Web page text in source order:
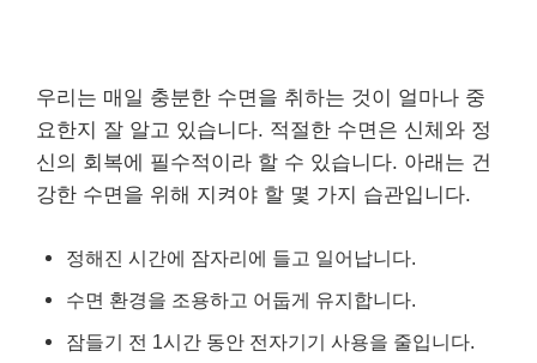
우리는 매일 충분한 수면을 취하는 것이 얼마나 중
요한지 잘 알고 있습니다. 적절한 수면은 신체와 정
신의 회복에 필수적이라 할 수 있습니다. 아래는 건
강한 수면을 위해 지켜야 할 몇 가지 습관입니다.
정해진 시간에 잠자리에 들고 일어납니다.
수면 환경을 조용하고 어둡게 유지합니다.
잠들기 전 1시간 동안 전자기기 사용을 줄입니다.